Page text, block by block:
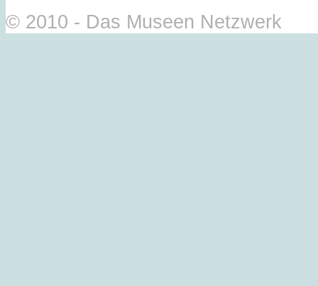
© 2010 - Das Museen Netzwerk